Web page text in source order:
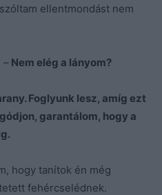
ellentmondást nem
– Nem elég a lányom?
Foglyunk lesz, amíg ezt
garantálom, hogy a
hogy tanítok én még
fehércselédnek.